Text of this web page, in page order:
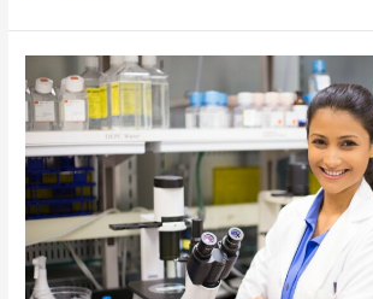
as
principais
funções
de
um
profissional
de